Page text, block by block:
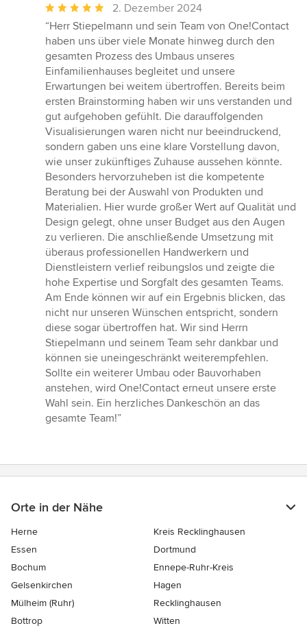
Durchschnittliche
Bewertung:
5
von
5
Sternen
2. Dezember 2024
“Herr Stiepelmann und sein Team von One!Contact
haben uns über viele Monate hinweg durch den
gesamten Prozess des Umbaus unseres
Einfamilienhauses begleitet und unsere
Erwartungen bei weitem übertroffen. Bereits beim
ersten Brainstorming haben wir uns verstanden und
gut aufgehoben gefühlt. Die darauffolgenden
Visualisierungen waren nicht nur beeindruckend,
sondern gaben uns eine klare Vorstellung davon,
wie unser zukünftiges Zuhause aussehen könnte.
Besonders hervorzuheben ist die kompetente
Beratung bei der Auswahl von Produkten und
Materialien. Hier wurde großer Wert auf Qualität und
Design gelegt, ohne unser Budget aus den Augen
zu verlieren. Die anschließende Umsetzung mit
überaus professionellen Handwerkern und
Dienstleistern verlief reibungslos und zeigte die
hohe Expertise und Sorgfalt des gesamten Teams.
Am Ende können wir auf ein Ergebnis blicken, das
nicht nur unseren Wünschen entspricht, sondern
diese sogar übertroffen hat. Wir sind Herrn
Stiepelmann und seinem Team sehr dankbar und
können sie uneingeschränkt weiterempfehlen.
Sollte ein weiterer Umbau oder Bauvorhaben
anstehen, wird One!Contact erneut unsere erste
Wahl sein. Ein herzliches Dankeschön an das
gesamte Team!”
Orte in der Nähe
Herne
Kreis Recklinghausen
Essen
Dortmund
Bochum
Ennepe-Ruhr-Kreis
Gelsenkirchen
Hagen
Mülheim (Ruhr)
Recklinghausen
Bottrop
Witten